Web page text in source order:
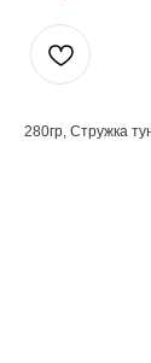
280гр, Стружка